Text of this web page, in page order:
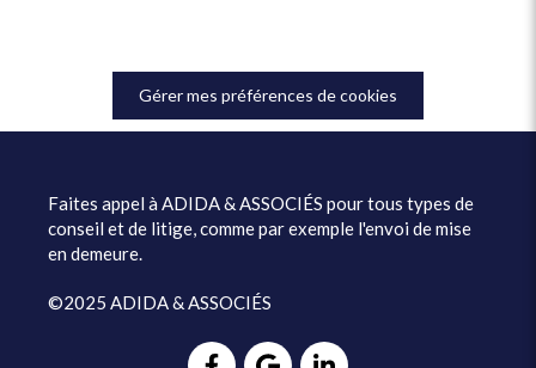
Gérer mes préférences de cookies
Faites appel à ADIDA & ASSOCIÉS pour tous types de
conseil et de litige, comme par exemple l'envoi de mise
en demeure.
©2025 ADIDA & ASSOCIÉS